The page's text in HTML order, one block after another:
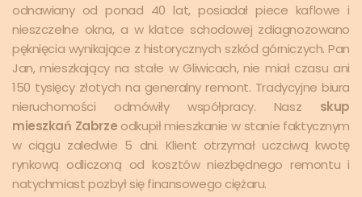
odnawiany od ponad 40 lat, posiadał piece kaflowe i
nieszczelne okna, a w klatce schodowej zdiagnozowano
pęknięcia wynikające z historycznych szkód górniczych. Pan
Jan, mieszkający na stałe w Gliwicach, nie miał czasu ani
150 tysięcy złotych na generalny remont. Tradycyjne biura
nieruchomości odmówiły współpracy. Nasz skup
mieszkań Zabrze odkupił mieszkanie w stanie faktycznym
w ciągu zaledwie 5 dni. Klient otrzymał uczciwą kwotę
rynkową odliczoną od kosztów niezbędnego remontu i
natychmiast pozbył się finansowego ciężaru.